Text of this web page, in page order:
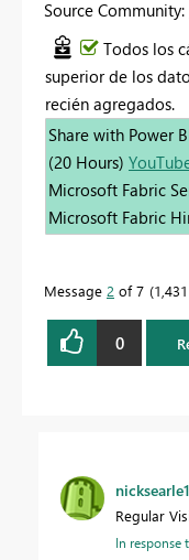
Source Community:
Todos los
superior de los
recién agregados.
Share with Power
(20 Hours)
Microsoft Fabric
Microsoft Fabric
Message 2 of 7
0
Regular
In response